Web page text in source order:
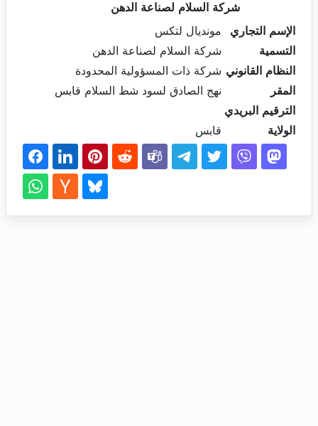
شركة السلام لصناعة الدهن
الإسم التجاري
مونديال لتكس
التسمية
شركة السلام لصناعة الدهن
النظام القانوني شركة ذات المسؤولية المحدودة
المقر
نهج الصادق لسود شط السلام قابس
الترقيم البريدي
الولاية
قابس